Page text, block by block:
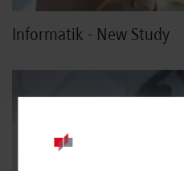
Informatik - New Study